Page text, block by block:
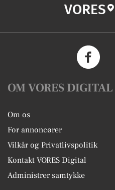
VORES
OM VORES DIGITAL
Om os
For annoncører
Vilkår og Privatlivspolitik
Kontakt VORES Digital
Administrer samtykke